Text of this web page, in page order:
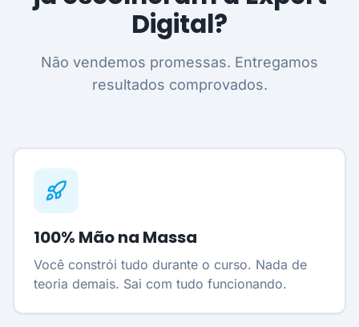
Digital?
Não vendemos promessas. Entregamos
resultados comprovados.
100% Mão na Massa
Você constrói tudo durante o curso. Nada de
teoria demais. Sai com tudo funcionando.